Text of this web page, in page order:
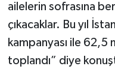
ailelerin sofrasına
çıkacaklar. Bu yıl
kampanyası ile 62,5
toplandı” diye